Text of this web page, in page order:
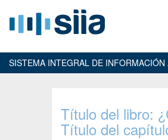
SISTEMA INTEGRAL DE INFORMACIÓN
Título del libro:
Título del